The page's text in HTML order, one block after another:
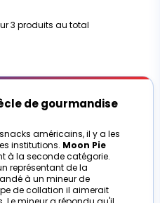
3 produits au total
de gourmandise
américains, il y a les
institutions. Moon Pie
à la seconde catégorie.
représentant de la
à un mineur de
de collation il aimerait